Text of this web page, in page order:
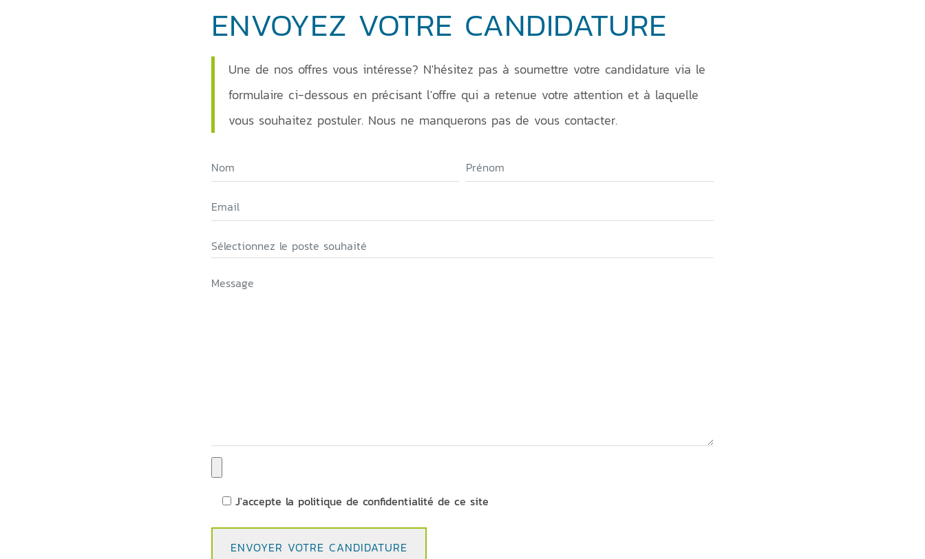
ENVOYEZ VOTRE CANDIDATURE
Une de nos offres vous intéresse? N'hésitez pas à soumettre votre candidature via le
formulaire ci-dessous en précisant l'offre qui a retenue votre attention et à laquelle
vous souhaitez postuler. Nous ne manquerons pas de vous contacter.
J'accepte la politique de confidentialité de ce site